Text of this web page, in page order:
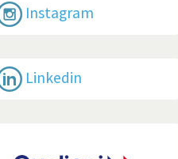
Instagram
Linkedin